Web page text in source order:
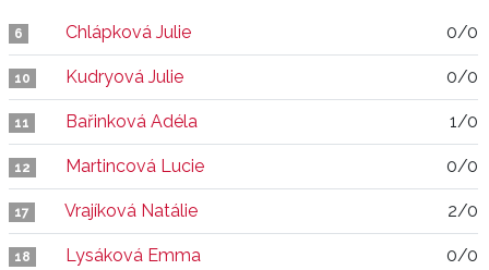
6 Chlápková Julie 0/0
10 Kudryová Julie 0/0
11 Bařinková Adéla 1/0
12 Martincová Lucie 0/0
17 Vrajíková Natálie 2/0
18 Lysáková Emma 0/0